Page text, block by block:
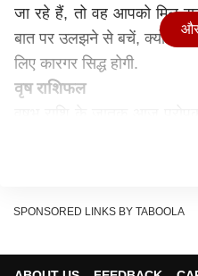
जा रहे हैं, तो वह आपको मिल
बात पर उलझने से बचें, क्योंकि
लिए कारगर सिद्ध होगी.
वृष राशिफल
आपकी आपने किसी पुराने
SPONSORED LINKS BY TABOOLA